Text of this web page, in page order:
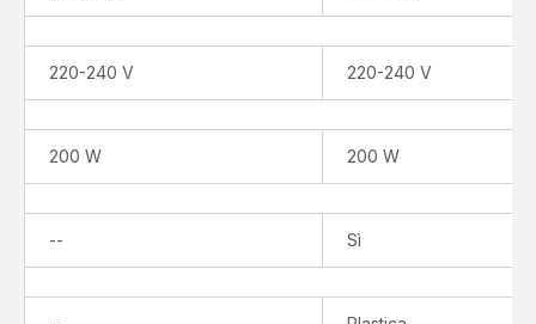
220-240 V 220-240 V
200 W 200 W
--
disponibile
Sì